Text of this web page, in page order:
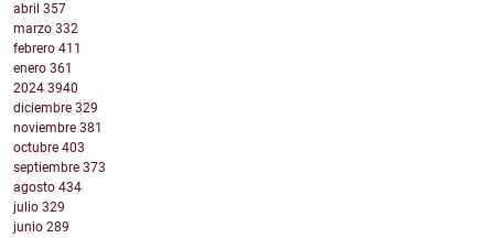
abril 357
marzo 332
febrero 411
enero 361
2024 3940
diciembre 329
noviembre 381
octubre 403
septiembre 373
agosto 434
julio 329
junio 289